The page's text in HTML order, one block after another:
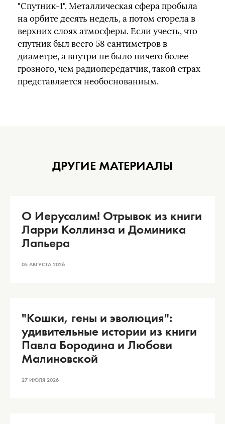
"Спутник-1". Металлическая сфера пробыла
на орбите десять недель, а потом сгорела в
верхних слоях атмосферы. Если учесть, что
спутник был всего 58 сантиметров в
диаметре, а внутри не было ничего более
грозного, чем радиопередатчик, такой страх
представляется необоснованным.
ДРУГИЕ МАТЕРИАЛЫ
О Иерусалим! Отрывок из книги
Ларри Коллинза и Доминика
Лапьера
05 АВГУСТА 2026
"Кошки, гены и эволюция":
удивительные истории из книги
Павла Бородина и Любови
Малиновской
27 ИЮЛЯ 2026